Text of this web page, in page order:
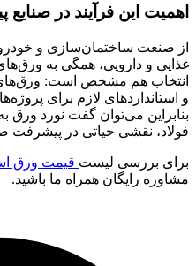
اهمیت این فرآیند در صنایع
از صنعت ساختمان‌سازی و
غذایی و دارویی، همگی به
انتخاب هم مشخص است: ورق‌های
و استانداردهای لازم برای
بنابراین می‌توان گفت نورد
فولاد، نقشی حیاتی در پیشرفت
برای بررسی لیست قیمت ورق
مشاوره رایگان همراه ما باشید.